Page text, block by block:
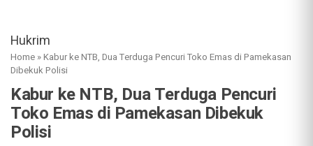
Hukrim
Home »Kabur ke NTB, Dua Terduga Pencuri Toko Emas di Pamekasan
Dibekuk Polisi
Kabur ke NTB, Dua Terduga Pencuri
Toko Emas di Pamekasan Dibekuk
Polisi